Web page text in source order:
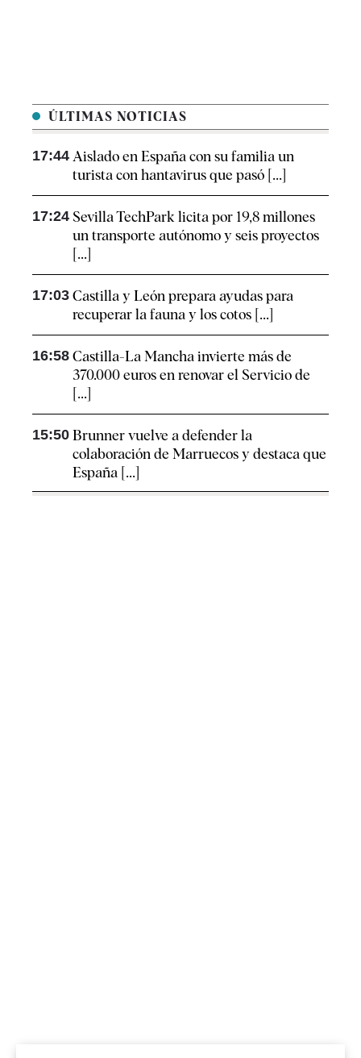
ÚLTIMAS NOTICIAS
17:44 Aislado en España con su familia un
turista con hantavirus que pasó [...]
17:24 Sevilla TechPark licita por 19,8 millones
un transporte autónomo y seis proyectos
[...]
17:03 Castilla y León prepara ayudas para
recuperar la fauna y los cotos [...]
16:58 Castilla-La Mancha invierte más de
370.000 euros en renovar el Servicio de
[...]
15:50 Brunner vuelve a defender la
colaboración de Marruecos y destaca que
España [...]